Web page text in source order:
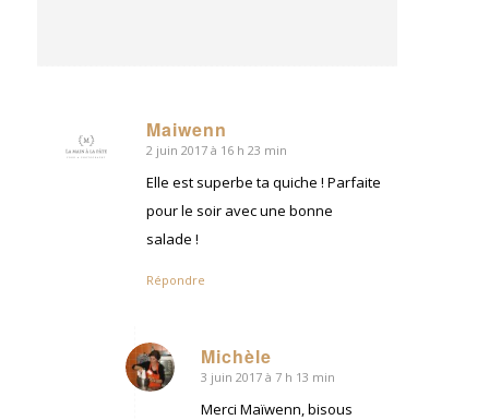
Maiwenn
dit
2 juin 2017 à 16 h 23 min
Elle est superbe ta quiche ! Parfaite
pour le soir avec une bonne
salade !
Répondre
Michèle
dit
3 juin 2017 à 7 h 13 min
Merci Maïwenn, bisous